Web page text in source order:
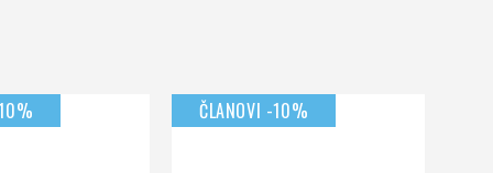
ČLANOVI -10%